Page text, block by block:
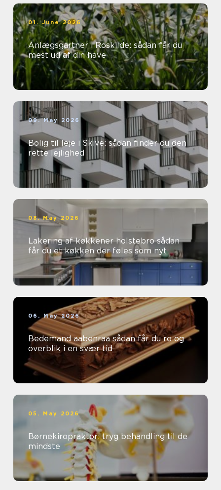
01. June 2026
Anlægsgartner i Roskilde: sådan får du
mest ud af din have
09. May 2026
Bolig til leje i Skive: sådan finder du den
rette lejlighed
08. May 2026
Lakering af køkkener holstebro sådan
får du et køkken der føles som nyt
06. May 2026
Bedemand aabenraa sådan får du ro og
overblik i en svær tid
05. May 2026
Børnekiropraktor: tryg behandling til de
mindste